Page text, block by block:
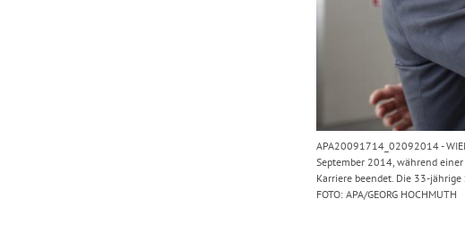
APA20091714_02092014 -
September 2014, während
Karriere beendet. Die 33-
FOTO: APA/GEORG HOCHMUTH